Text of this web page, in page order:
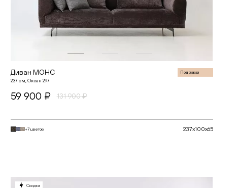
Диван МОНС Под заказ
237 см, Океан 297
59 900 ₽ 131 900 ₽
+7 цветов 237x100x65
Скидка